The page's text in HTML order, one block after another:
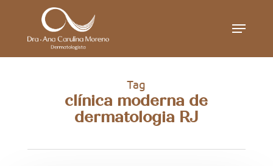
Menu
Tag
clínica moderna de
dermatologia RJ